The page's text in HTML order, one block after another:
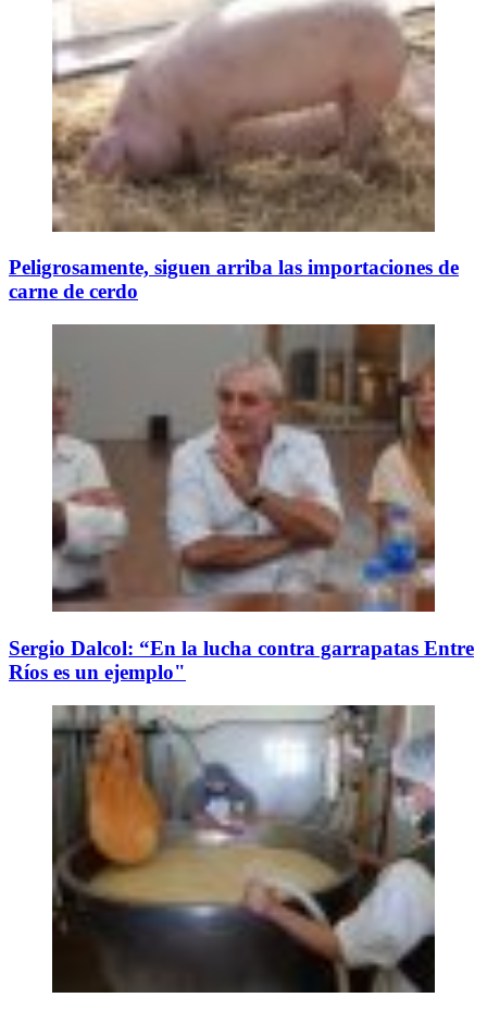
Peligrosamente, siguen arriba las importaciones de
carne de cerdo
Sergio Dalcol: “En la lucha contra garrapatas Entre
Ríos es un ejemplo"